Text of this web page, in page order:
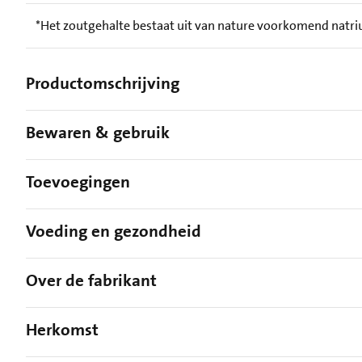
*Het zoutgehalte bestaat uit van nature voorkomend
Productomschrijving
Bewaren & gebruik
Toevoegingen
Voeding en gezondheid
Over de fabrikant
Herkomst